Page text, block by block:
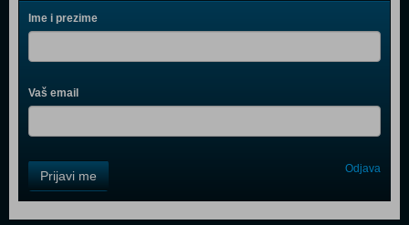
Ime i prezime
Vaš email
Field
One
Newsletter
Prijavi me Odjava